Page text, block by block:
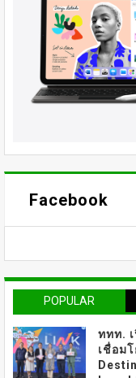
Facebook
POPULAR
ททท.
เชื่อม